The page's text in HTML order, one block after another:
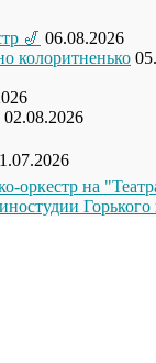
🎷 06.08.2026
колоритненько
02.08.2026
на
Горького